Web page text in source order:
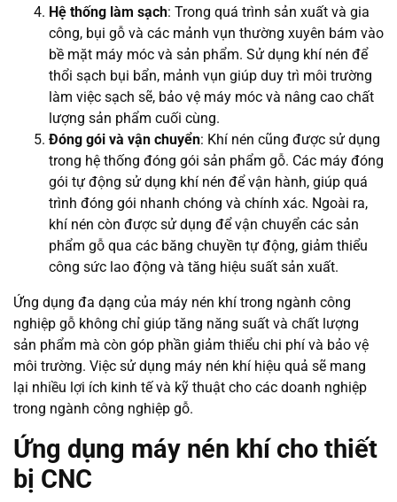
Hệ thống làm sạch: Trong quá trình sản xuất và gia
công, bụi gỗ và các mảnh vụn thường xuyên bám vào
bề mặt máy móc và sản phẩm. Sử dụng khí nén để
thổi sạch bụi bẩn, mảnh vụn giúp duy trì môi trường
làm việc sạch sẽ, bảo vệ máy móc và nâng cao chất
lượng sản phẩm cuối cùng.
Đóng gói và vận chuyển: Khí nén cũng được sử dụng
trong hệ thống đóng gói sản phẩm gỗ. Các máy đóng
gói tự động sử dụng khí nén để vận hành, giúp quá
trình đóng gói nhanh chóng và chính xác. Ngoài ra,
khí nén còn được sử dụng để vận chuyển các sản
phẩm gỗ qua các băng chuyền tự động, giảm thiểu
công sức lao động và tăng hiệu suất sản xuất.
Ứng dụng đa dạng của máy nén khí trong ngành công
nghiệp gỗ không chỉ giúp tăng năng suất và chất lượng
sản phẩm mà còn góp phần giảm thiểu chi phí và bảo vệ
môi trường. Việc sử dụng máy nén khí hiệu quả sẽ mang
lại nhiều lợi ích kinh tế và kỹ thuật cho các doanh nghiệp
trong ngành công nghiệp gỗ.
Ứng dụng máy nén khí cho thiết
bị CNC